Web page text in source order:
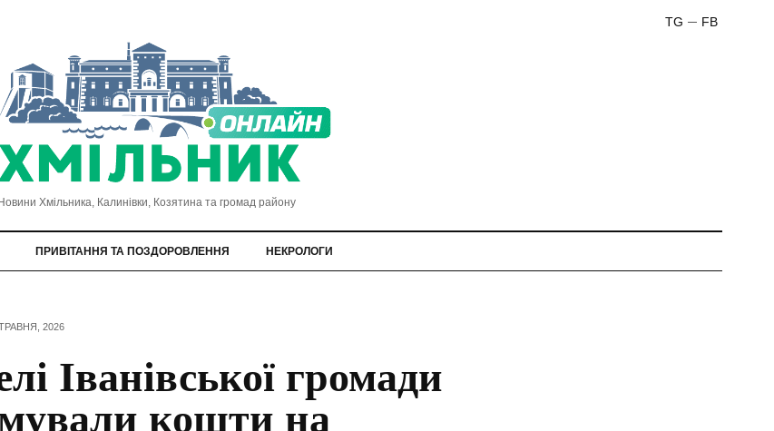
FB
TG
Хмільника, Калинівки, Козятина та громад району
ПРИВІТАННЯ ТА ПОЗДОРОВЛЕННЯ НЕКРОЛОГИ
2026
Іванівської громади
кошти на